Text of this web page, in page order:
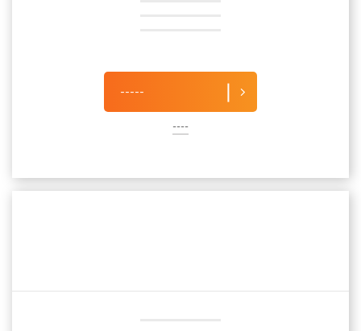
-----
----